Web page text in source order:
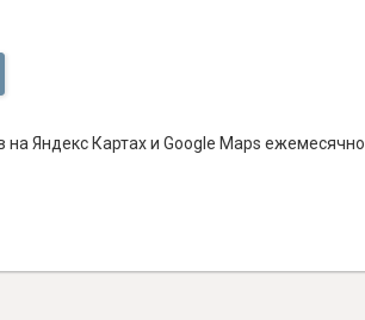
Яндекс Картах и Google Maps ежемесячно.